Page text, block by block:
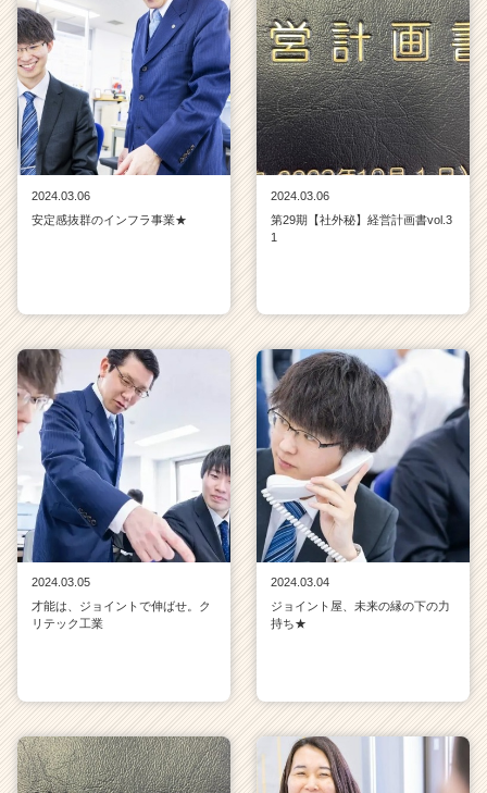
2024.03.06
安定感抜群のインフラ事業★
2024.03.06
第29期【社外秘】経営計画書vol.3
1
2024.03.05
才能は、ジョイントで伸ばせ。ク
リテック工業
2024.03.04
ジョイント屋、未来の縁の下の力
持ち★